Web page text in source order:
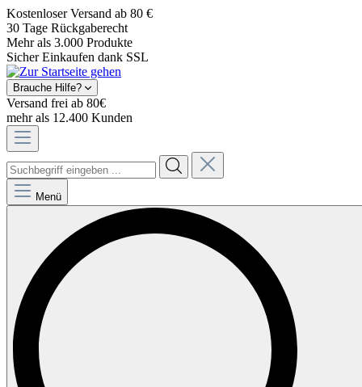
Kostenloser Versand ab 80 €
30 Tage Rückgaberecht
Mehr als 3.000 Produkte
Sicher Einkaufen dank SSL
Brauche Hilfe?
Versand frei ab 80€
mehr als 12.400 Kunden
Menü